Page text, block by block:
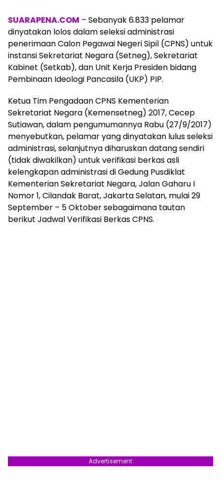
SUARAPENA.COM – Sebanyak 6.833 pelamar
dinyatakan lolos dalam seleksi administrasi
penerimaan Calon Pegawai Negeri Sipil (CPNS) untuk
instansi Sekretariat Negara (Setneg), Sekretariat
Kabinet (Setkab), dan Unit Kerja Presiden bidang
Pembinaan Ideologi Pancasila (UKP) PIP.
Ketua Tim Pengadaan CPNS Kementerian
Sekretariat Negara (Kemensetneg) 2017, Cecep
Sutiawan, dalam pengumumannya Rabu (27/9/2017)
menyebutkan, pelamar yang dinyatakan lulus seleksi
administrasi, selanjutnya diharuskan datang sendiri
(tidak diwakilkan) untuk verifikasi berkas asli
kelengkapan administrasi di Gedung Pusdiklat
Kementerian Sekretariat Negara, Jalan Gaharu I
Nomor 1, Cilandak Barat, Jakarta Selatan, mulai 29
September – 5 Oktober sebagaimana tautan
berikut Jadwal Verifikasi Berkas CPNS.
Advertisement